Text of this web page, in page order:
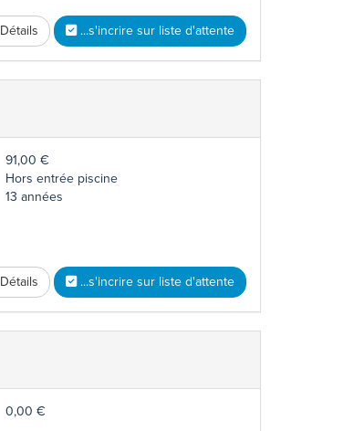
Détails ...s'incrire sur liste d'attente
91,00 €
Hors entrée piscine
13 années
Détails ...s'incrire sur liste d'attente
0,00 €